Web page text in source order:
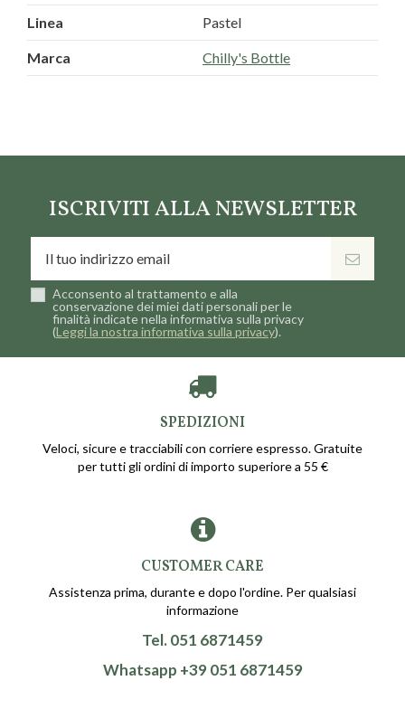
Linea Pastel
Marca Chilly's Bottle
ISCRIVITI ALLA NEWSLETTER
Acconsento al trattamento e alla
conservazione dei miei dati personali per le
finalità indicate nella informativa sulla privacy
(Leggi la nostra informativa sulla privacy).
SPEDIZIONI
Veloci, sicure e tracciabili con corriere espresso. Gratuite
per tutti gli ordini di importo superiore a 55 €
CUSTOMER CARE
Assistenza prima, durante e dopo l'ordine. Per qualsiasi
informazione
Tel. 051 6871459
Whatsapp +39 051 6871459